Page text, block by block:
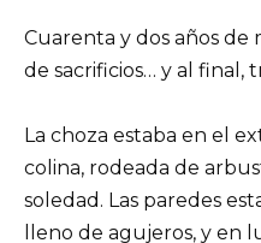
Cuarenta y dos años de
de sacrificios… y al final,
La choza estaba en el
colina, rodeada de
soledad. Las paredes
lleno de agujeros, y en